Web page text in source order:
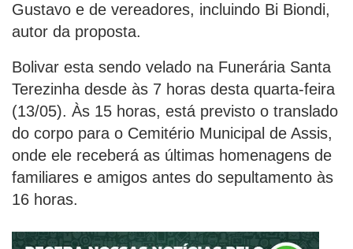
Gustavo e de vereadores, incluindo Bi Biondi,
autor da proposta.
Bolivar esta sendo velado na Funerária Santa
Terezinha desde às 7 horas desta quarta-feira
(13/05). Às 15 horas, está previsto o translado
do corpo para o Cemitério Municipal de Assis,
onde ele receberá as últimas homenagens de
familiares e amigos antes do sepultamento às
16 horas.